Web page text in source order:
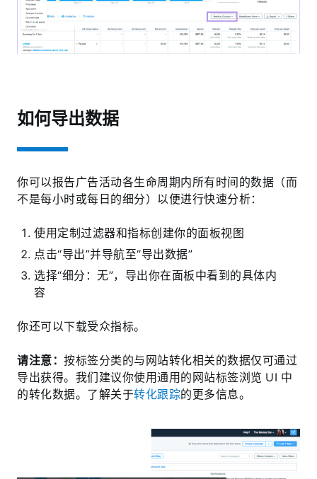
如何导出数据
你可以报告广告活动各生命周期内所有时间的数据（而
不是每小时或每日的细分）以便进行快速分析：
使用定制过滤器和指标创建你的面板视图
点击“导出”并导航至“导出数据”
选择“细分：无”，导出你在面板中看到的具体内
容
你还可以下载受众指标。
请注意： 按标签分类的与网站转化相关的数据仅可通过
导出获得。我们建议你使用通用的网站标签浏览 UI 中
的转化数据。了解关于转化跟踪的更多信息。